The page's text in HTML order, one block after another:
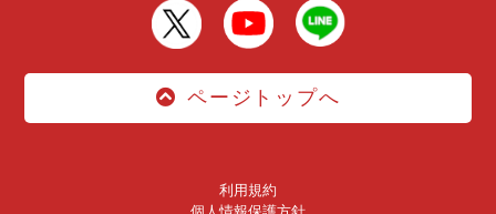
ページトップへ
利用規約